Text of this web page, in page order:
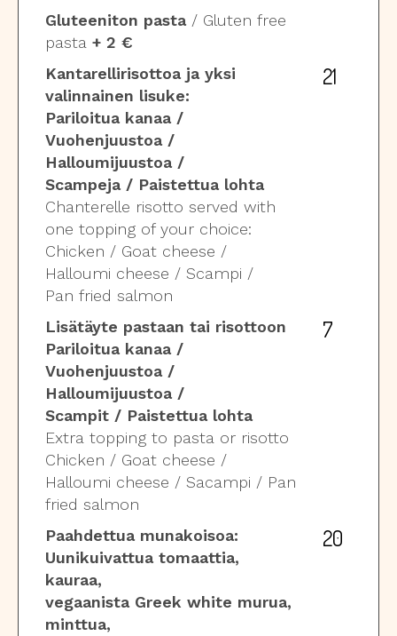
Gluteeniton pasta/ Gluten free
pasta + 2 €
Kantarellirisottoa ja yksi
valinnainen lisuke:
Pariloitua kanaa /
Vuohenjuustoa /
Halloumijuustoa /
Scampeja / Paistettua lohta
Chanterelle risotto served with
one topping of your choice:
Chicken / Goat cheese /
Halloumi cheese / Scampi /
Pan fried salmon
21
Lisätäyte pastaan tai risottoon
Pariloitua kanaa /
Vuohenjuustoa /
Halloumijuustoa /
Scampit / Paistettua lohta
Extra topping to pasta or risotto
Chicken / Goat cheese /
Halloumi cheese / Sacampi / Pan
fried salmon
7
Paahdettua munakoisoa:
Uunikuivattua tomaattia,
kauraa,
vegaanista Greek white murua,
minttua,
20